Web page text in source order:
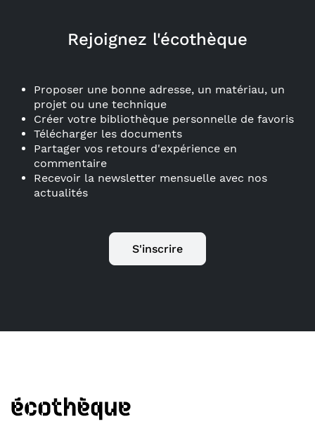
Rejoignez l'écothèque
Proposer une bonne adresse, un matériau, un
projet ou une technique
Créer votre bibliothèque personnelle de favoris
Télécharger les documents
Partager vos retours d'expérience en
commentaire
Recevoir la newsletter mensuelle avec nos
actualités
S'inscrire